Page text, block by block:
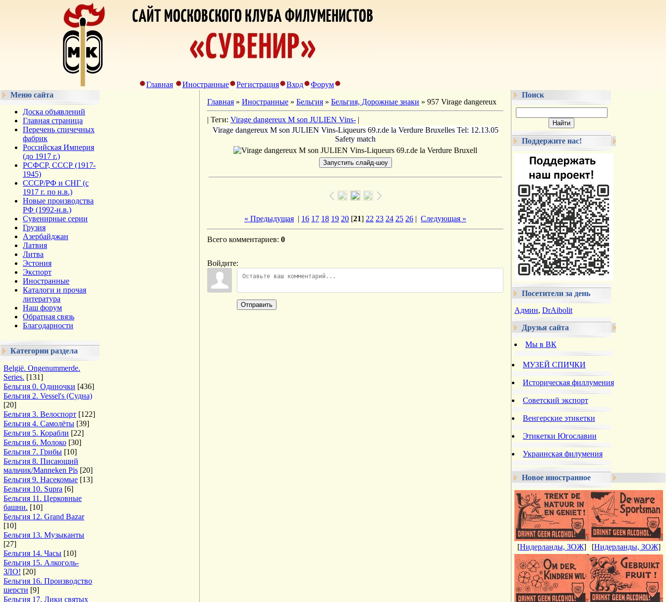
Главная Иностранные Регистрация Вход
Форум
Меню сайта
Доска объявлений
Главная страница
Перечень спичечных
фабрик
Российская Империя
(до 1917 г.)
РСФСР, СССР (1917-
1945)
СССР/РФ и СНГ (с
1917 г. по н.в.)
Новые производства
РФ (1992-н.в.)
Сувенирные серии
Грузия
Азербайджан
Латвия
Литва
Эстония
Экспорт
Иностранные
Каталоги и прочая
литература
Наш форум
Обратная связь
Благодарности
Категории раздела
België. Ongenummerde.
Series. [131]
Бельгия 0. Одиночки [436]
Бельгия 2. Vessel's (Судна)
[20]
Бельгия 3. Велоспорт [122]
Бельгия 4. Самолёты [39]
Бельгия 5. Корабли [22]
Бельгия 6. Молоко [30]
Бельгия 7. Грибы [10]
Бельгия 8. Писающий
мальчик/Manneken Pis [20]
Бельгия 9. Насекомые [13]
Бельгия 10. Supra [6]
Бельгия 11. Церковные
башни. [10]
Бельгия 12. Grand Bazar
[10]
Бельгия 13. Музыканты
[27]
Бельгия 14. Часы [10]
Бельгия 15. Алкоголь-
ЗЛО! [20]
Бельгия 16. Производство
шерсти [9]
Бельгия 17. Лики святых
Главная » Иностранные » Бельгия » Бельгия, Дорожные знаки » 957 Virage dangereux
| Теги: Virage dangereux M son JULIEN Vins- |
Virage dangereux M son JULIEN Vins-Liqueurs 69.r.de la Verdure Bruxelles Tel: 12.13.05
Safety match
« Предыдущая | 16 17 18 19 20 [21] 22 23 24 25 26 | Следующая »
Всего комментариев: 0
Войдите:
Отправить
Поиск
Поддержите нас!
Посетители за день
Админ, DrAibolit
Друзья сайта
Мы в ВК
МУЗЕЙ СПИЧКИ
Историческая филлумения
Советский экспорт
Венгерские этикетки
Этикетки Югославии
Украинская филумения
Новое иностранное
[Нидерланды, ЗОЖ] [Нидерланды, ЗОЖ]